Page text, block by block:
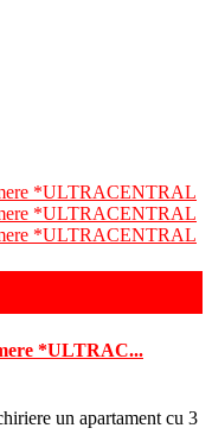
*ULTRAC...
un apartament cu 3